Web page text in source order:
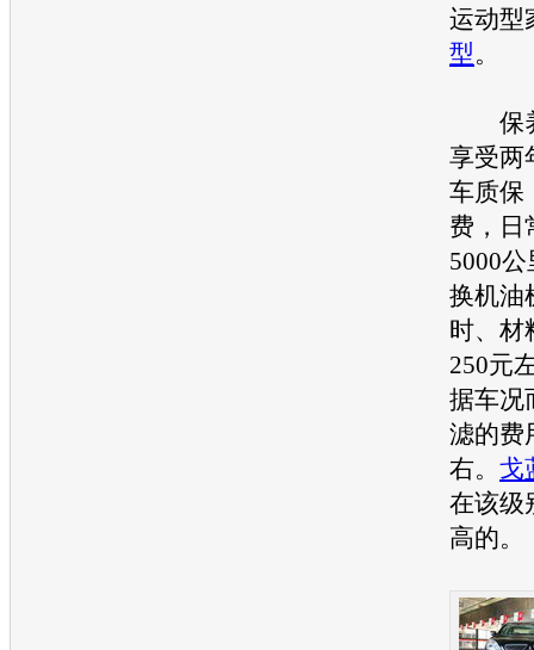
运动型
型。
保
享受两
车质保
费，日
5000
换机油
时、材
250元
据车况
滤的费
右。 戈
在该级
高的。